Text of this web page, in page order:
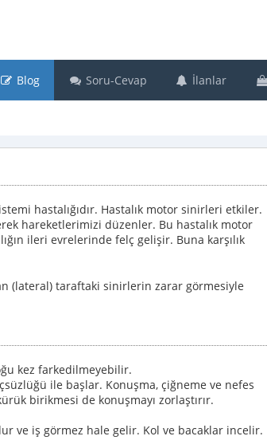
Blog Soru-Cevap İlanlar
hastalığıdır. Hastalık motor sinirleri etkiler.
hareketlerimizi düzenler. Bu hastalık motor
ileri evrelerinde felç gelişir. Buna karşılık
(lateral) taraftaki sinirlerin zarar görmesiyle
kez farkedilmeyebilir.
ile başlar. Konuşma, çiğneme ve nefes
birikmesi de konuşmayı zorlaştırır.
ve iş görmez hale gelir. Kol ve bacaklar incelir.